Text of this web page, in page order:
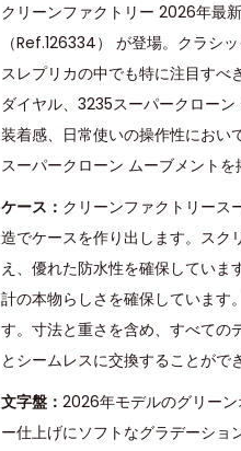
クリーンファクトリー 2026年最
（Ref.126334） が登場。クラ
スレプリカの中でも特に注目すべ
ダイヤル、3235スーパークロー
装着感、日常使いの操作性におい
スーパークローン ムーブメントを
ケース： クリーンファクトリース
造でケースを作り出します。スク
え、優れた防水性を確保していま
計の本物らしさを確保しています
す。寸法と重さを含め、すべての
とシームレスに交換することがで
文字盤： 2026年モデルのグリー
ー仕上げにソフトなグラデーショ